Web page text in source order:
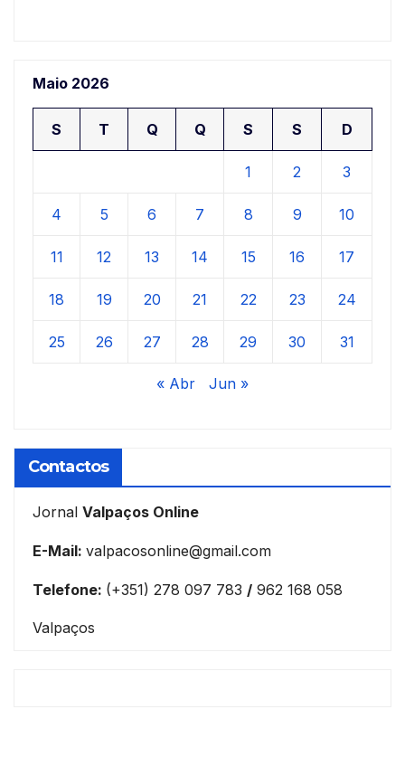
Maio 2026
S T Q Q S S D
1 2 3
4 5 6 7 8 9 10
11 12 13 14 15 16 17
18 19 20 21 22 23 24
25 26 27 28 29 30 31
« Abr Jun »
Contactos
Jornal Valpaços Online
E-Mail: valpacosonline@gmail.com
Telefone: (+351) 278 097 783 / 962 168 058
Valpaços